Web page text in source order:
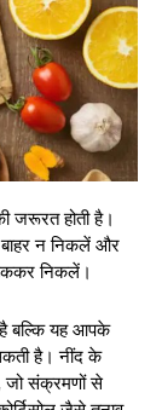
जरूरत होती है।
न निकलें और
निकलें।
बल्कि यह आपके
है। नींद के
जो संक्रमणों से